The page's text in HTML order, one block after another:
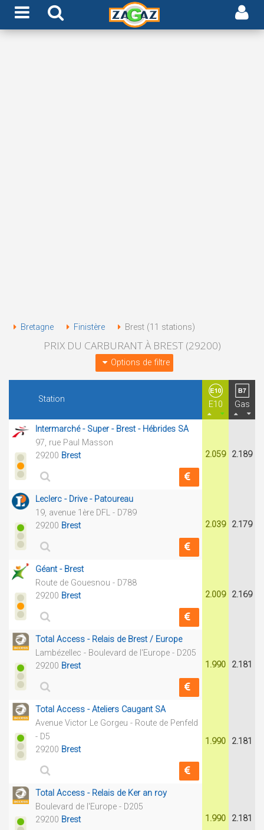
Bretagne Finistère Brest (11 stations)
PRIX DU CARBURANT À BREST (29200)
Options de filtre
Station
E10 Gas
Intermarché - Super - Brest - Hébrides SA
97, rue Paul Masson
29200 Brest 2.059 2.189
Leclerc - Drive - Patoureau
19, avenue 1ère DFL - D789
29200 Brest 2.039 2.179
Géant - Brest
Route de Gouesnou - D788
29200 Brest 2.009 2.169
Total Access - Relais de Brest / Europe
Lambézellec - Boulevard de l'Europe - D205
29200 Brest 1.990 2.181
Total Access - Ateliers Caugant SA
Avenue Victor Le Gorgeu - Route de Penfeld
- D5
29200 Brest
1.990 2.181
Total Access - Relais de Ker an roy
Boulevard de l'Europe - D205
29200 Brest 1.990 2.181